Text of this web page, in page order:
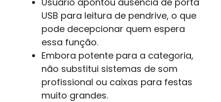
USB para leitura de pendrive, o que
pode decepcionar quem espera
essa função.
Embora potente para a categoria,
não substitui sistemas de som
profissional ou caixas para festas
muito grandes.